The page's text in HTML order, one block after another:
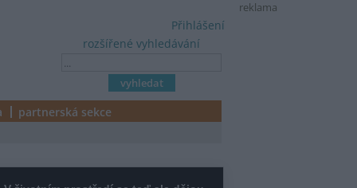
reklama
rozšířené vyhledávání
Přihlášení
partnerská sekce